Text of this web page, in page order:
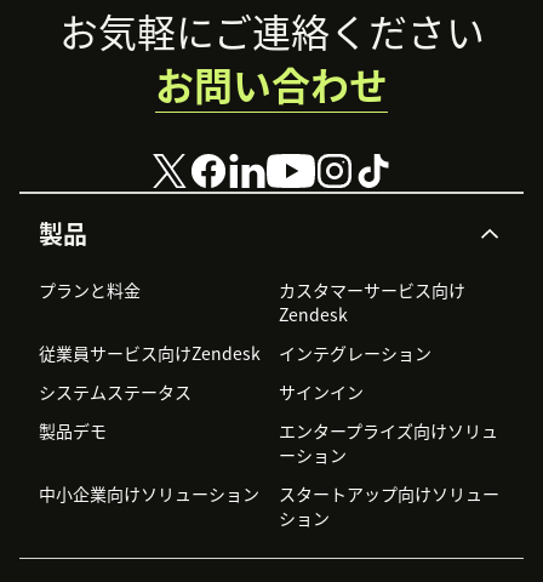
Footer
製品
プランと料金
カスタマーサービス向け
Zendesk
従業員サービス向けZendesk
インテグレーション
システムステータス
サインイン
製品デモ
エンタープライズ向けソリュ
ーション
中小企業向けソリューション
スタートアップ向けソリュー
ション
お気軽にご連絡ください
お問い合わせ